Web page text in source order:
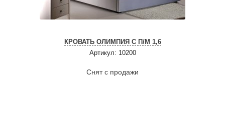
КРОВАТЬ ОЛИМПИЯ С П/М 1,6
Артикул: 10200
Снят с продажи